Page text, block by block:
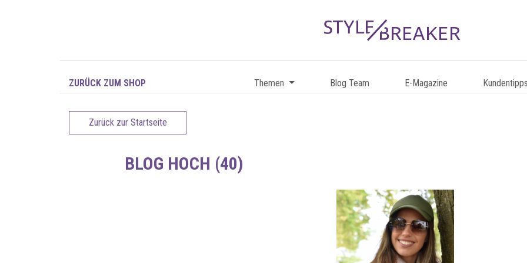
ZURÜCK ZUM SHOP Themen Blog Team E-Magazine
Zurück zur Startseite
BLOG HOCH (40)